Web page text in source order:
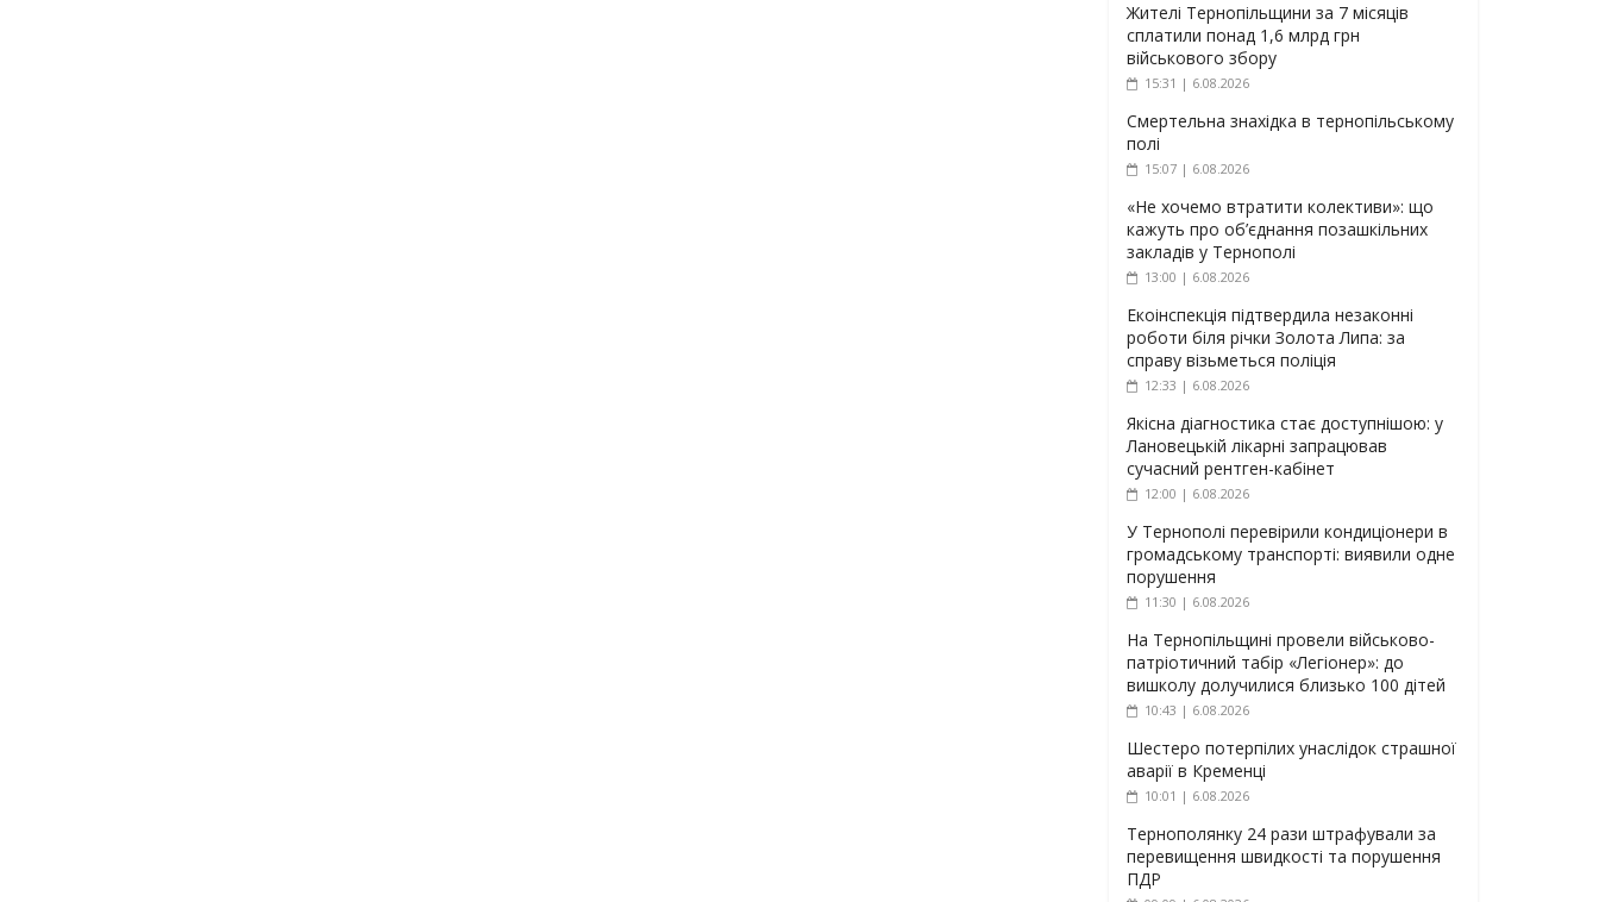
Жителі Тернопільщини за 7 місяців
сплатили понад 1,6 млрд грн
військового збору
15:31 | 6.08.2026
Смертельна знахідка в тернопільському
полі
15:07 | 6.08.2026
«Не хочемо втратити колективи»: що
кажуть про об’єднання позашкільних
закладів у Тернополі
13:00 | 6.08.2026
Екоінспекція підтвердила незаконні
роботи біля річки Золота Липа: за
справу візьметься поліція
12:33 | 6.08.2026
Якісна діагностика стає доступнішою: у
Лановецькій лікарні запрацював
сучасний рентген-кабінет
12:00 | 6.08.2026
У Тернополі перевірили кондиціонери в
громадському транспорті: виявили одне
порушення
11:30 | 6.08.2026
На Тернопільщині провели військово-
патріотичний табір «Легіонер»: до
вишколу долучилися близько 100 дітей
10:43 | 6.08.2026
Шестеро потерпілих унаслідок страшної
аварії в Кременці
10:01 | 6.08.2026
Тернополянку 24 рази штрафували за
перевищення швидкості та порушення
ПДР